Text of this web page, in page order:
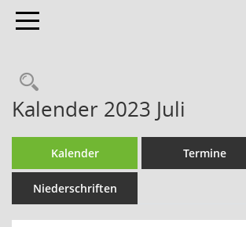
Toggle navigation
Kalender 2023 Juli
Kalender Termine
Niederschriften